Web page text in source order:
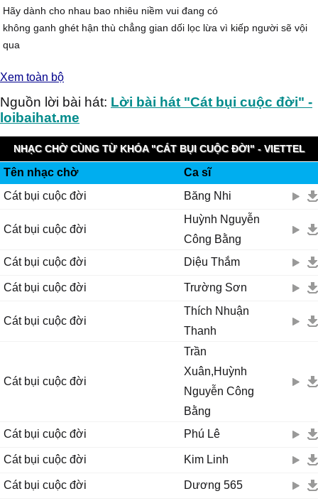
Hãy dành cho nhau bao nhiêu niềm vui đang có
không ganh ghét hận thù chẳng gian dối lọc lừa vì kiếp người sẽ vội
qua
thiệt hơn
đời như thoáng mơ được mất ta đâu ngờ
hỏi ai có bao giờ không trở về cát bụi đâu
Để rồi một mai khi ta lìa xa nhân thế không lo lắng ưu buồn
chẳng nuối tiếc muộn phiền chuyện thế sự nơi trần ai.
Xem toàn bộ
Nguồn lời bài hát: Lời bài hát "Cát bụi cuộc đời" -
loibaihat.me
NHẠC CHỜ CÙNG TỪ KHÓA "CÁT BỤI CUỘC ĐỜI" - VIETTEL
Tên nhạc chờ
Ca sĩ
Cát bụi cuộc đời
Băng Nhi
Cát bụi cuộc đời
Huỳnh Nguyễn
Công Bằng
Cát bụi cuộc đời
Diệu Thắm
Cát bụi cuộc đời Trường Sơn
Cát bụi cuộc đời
Thích Nhuận
Thanh
Cát bụi cuộc đời
Trần
Xuân,Huỳnh
Nguyễn Công
Bằng
Cát bụi cuộc đời
Phú Lê
Cát bụi cuộc đời Kim Linh
Cát bụi cuộc đời Dương 565